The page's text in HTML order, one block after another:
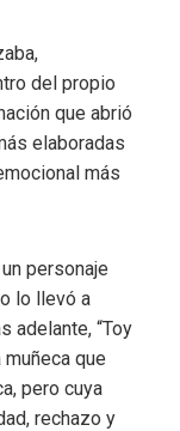
del propio
que abrió
elaboradas
más
personaje
lo llevó a
adelante, “Toy
muñeca que
pero cuya
rechazo y